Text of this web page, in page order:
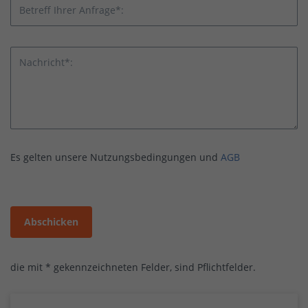
Betreff Ihrer Anfrage*:
Nachricht*:
Es gelten unsere Nutzungsbedingungen und AGB
Abschicken
die mit * gekennzeichneten Felder, sind Pflichtfelder.